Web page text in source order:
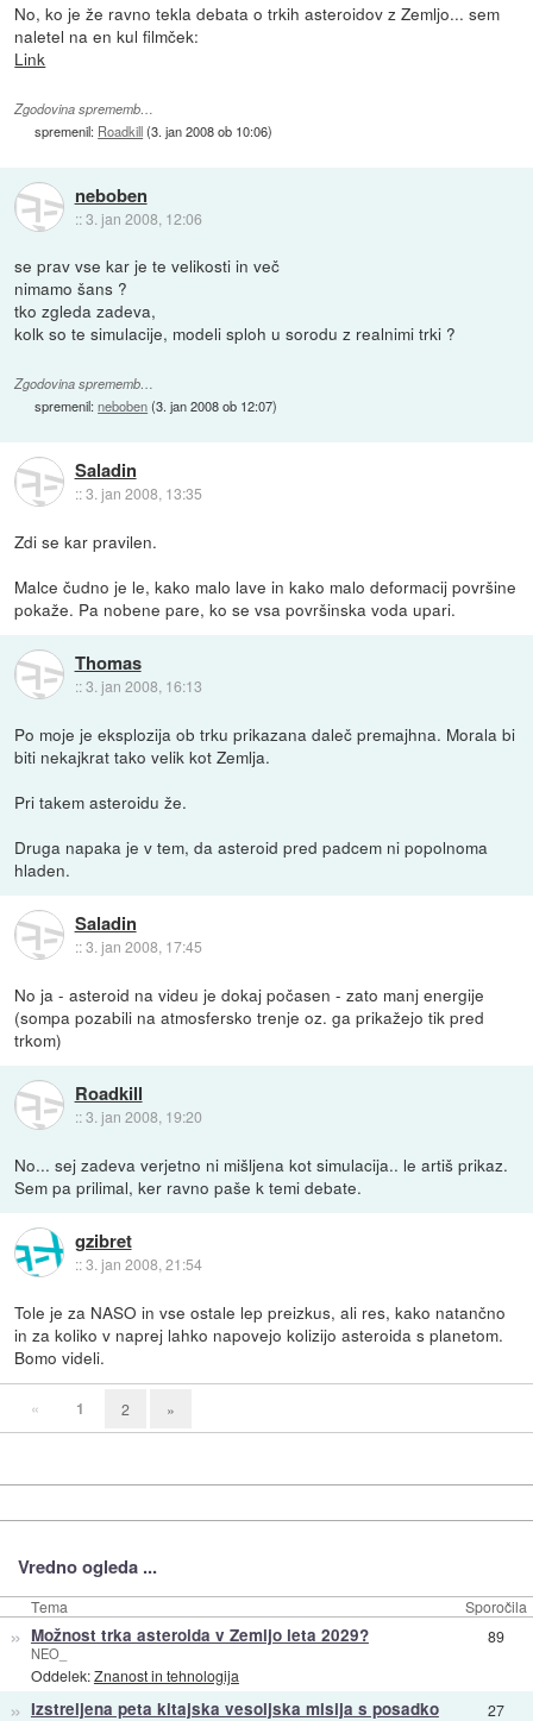
No, ko je že ravno tekla debata o trkih asteroidov z Zemljo... sem
naletel na en kul filmček:
Link
Zgodovina sprememb…
spremenil: Roadkill(3. jan 2008 ob 10:06)
neboben
::3. jan 2008, 12:06
se prav vse kar je te velikosti in več
nimamo šans ?
tko zgleda zadeva,
kolk so te simulacije, modeli sploh u sorodu z realnimi trki ?
Zgodovina sprememb…
spremenil:neboben(3. jan 2008 ob 12:07)
Saladin
::3. jan 2008, 13:35
Zdi se kar pravilen.
Malce čudno je le, kako malo lave in kako malo deformacij površine
pokaže. Pa nobene pare, ko se vsa površinska voda upari.
Thomas
::3. jan 2008, 16:13
Po moje je eksplozija ob trku prikazana daleč premajhna. Morala bi
biti nekajkrat tako velik kot Zemlja.
Pri takem asteroidu že.
Druga napaka je v tem, da asteroid pred padcem ni popolnoma
hladen.
Saladin
::3. jan 2008, 17:45
No ja - asteroid na videu je dokaj počasen - zato manj energije
(sompa pozabili na atmosfersko trenje oz. ga prikažejo tik pred
trkom)
Roadkill
::3. jan 2008, 19:20
No... sej zadeva verjetno ni mišljena kot simulacija.. le artiš prikaz.
Sem pa prilimal, ker ravno paše k temi debate.
gzibret
::3. jan 2008, 21:54
Tole je za NASO in vse ostale lep preizkus, ali res, kako natančno
in za koliko v naprej lahko napovejo kolizijo asteroida s planetom.
Bomo videli.
« 1 2 »
Vredno ogleda ...
Tema Sporočila
» Možnost trka asteroida v Zemljo leta 2029?
NEO_
Oddelek:Znanost in tehnologija
89
» Izstreljena peta kitajska vesoljska misija s posadko 27